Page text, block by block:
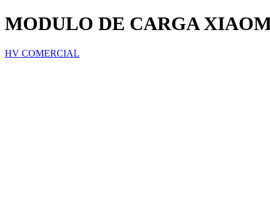
MODULO DE CARGA
HV COMERCIAL